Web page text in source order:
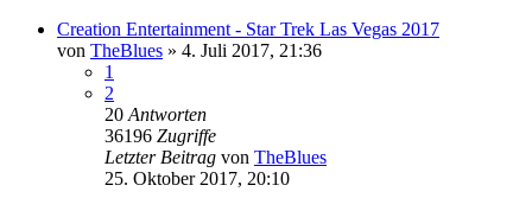
Creation Entertainment - Star Trek Las Vegas 2017
von TheBlues » 4. Juli 2017, 21:36
1
2
20 Antworten
36196 Zugriffe
Letzter Beitrag von TheBlues
25. Oktober 2017, 20:10